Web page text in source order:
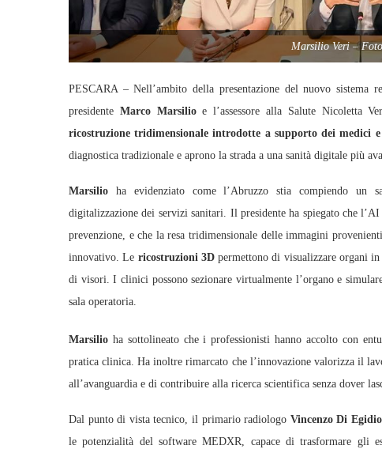
Marsilio Veri –
PESCARA – Nell’ambito della presentazione del nuovo
presidente Marco Marsilioe l’assessore alla Salute Nicoletta
ricostruzione tridimensionale introdotte a supporto dei medici
diagnostica tradizionale e aprono la strada a una sanità digitale più
Marsilio ha evidenziato come l’Abruzzo stia compiendo un
digitalizzazione dei servizi sanitari. Il presidente ha spiegato che
prevenzione, e che la resa tridimensionale delle immagini
innovativo. Le ricostruzioni 3Dpermettono di visualizzare organi in
di visori. I clinici possono sezionare virtualmente l’organo e
sala operatoria.
Marsilio ha sottolineato che i professionisti hanno accolto con
pratica clinica. Ha inoltre rimarcato che l’innovazione valorizza il
all’avanguardia e di contribuire alla ricerca scientifica senza dover
Dal punto di vista tecnico, il primario radiologo Vincenzo Di Egidio
le potenzialità del software MEDXR, capace di trasformare gli